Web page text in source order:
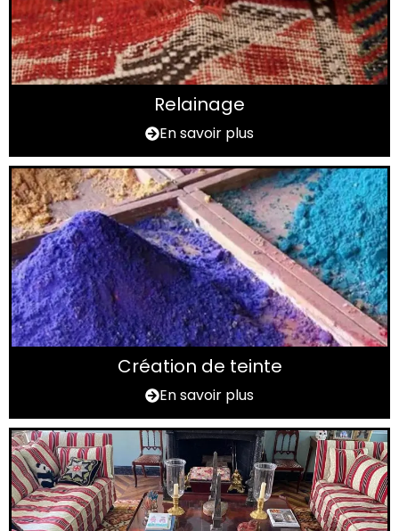
Relainage
En savoir plus
Création de teinte
En savoir plus